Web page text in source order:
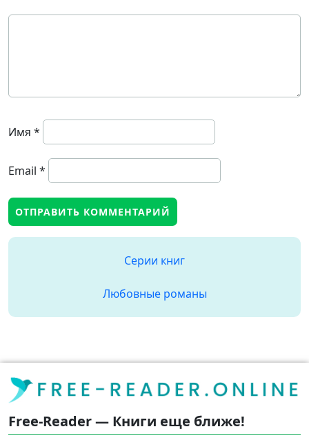
Имя *
Email *
Серии книг
Любовные романы
Free-Reader — Книги еще ближе!